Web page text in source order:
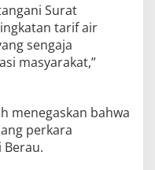
Surat
tarif air
sengaja
masyarakat,”
menegaskan bahwa
perkara
Berau.